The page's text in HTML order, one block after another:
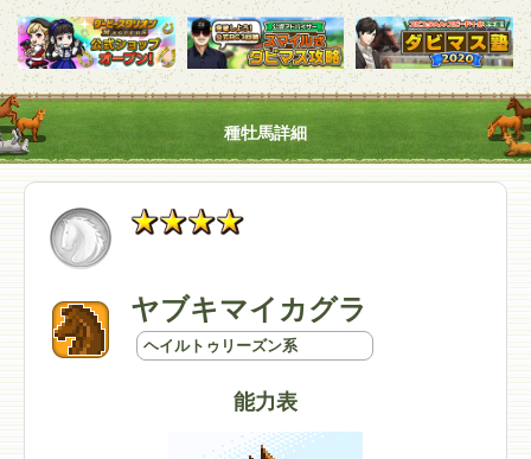
種牡馬詳細
ヤブキマイカグラ
ヘイルトゥリーズン系
能力表